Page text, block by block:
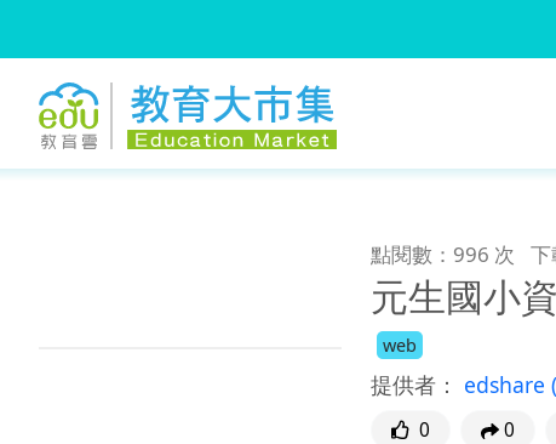
點閱數：996 次 下
元生國小
web
提供者： edshare
0 0